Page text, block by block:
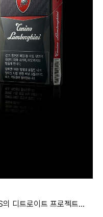
디트로이트 프로젝트...